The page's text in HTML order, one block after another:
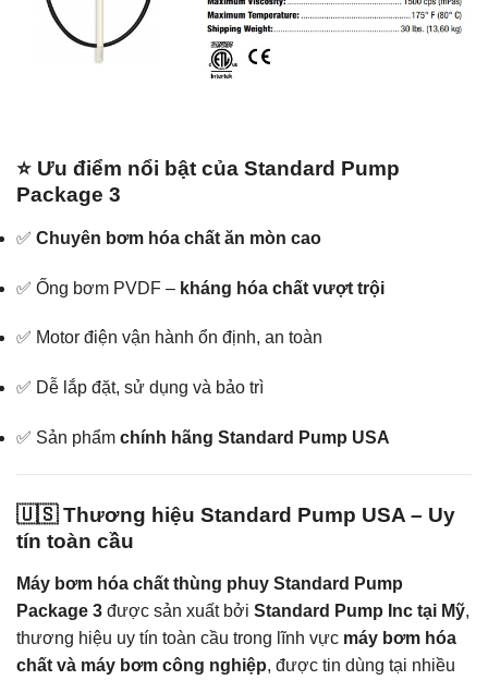
⭐ Ưu điểm nổi bật của Standard Pump
Package 3
✅ Chuyên bơm hóa chất ăn mòn cao
✅ Ống bơm PVDF – kháng hóa chất vượt trội
✅ Motor điện vận hành ổn định, an toàn
✅ Dễ lắp đặt, sử dụng và bảo trì
✅ Sản phẩm chính hãng Standard Pump USA
🇺🇸 Thương hiệu Standard Pump USA – Uy
tín toàn cầu
Máy bơm hóa chất thùng phuy Standard Pump
Package 3 được sản xuất bởi Standard Pump Inc tại Mỹ,
thương hiệu uy tín toàn cầu trong lĩnh vực máy bơm hóa
chất và máy bơm công nghiệp, được tin dùng tại nhiều